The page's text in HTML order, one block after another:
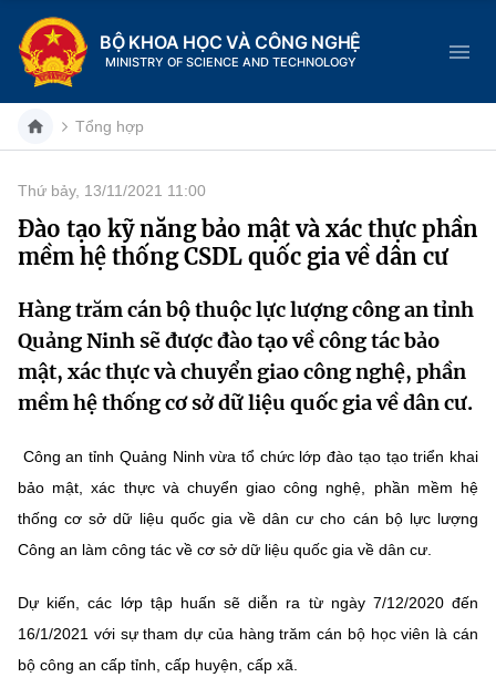
BỘ KHOA HỌC VÀ CÔNG NGHỆ
MINISTRY OF SCIENCE AND TECHNOLOGY
Danh mục
Trang chủ
Giới thiệu
Chức năng nhiệm vụ
Cơ cấu tổ chức
Sở Khoa học và Công nghệ
Tin tức sự kiện
Khoa học và Công nghệ
Chuyển đổi số
Sở hữu trí tuệ
Dịch vụ công
Hệ thống văn bản
Văn bản QPPL
Lấy ý kiến người dân về dự thảo VBQPPL
MST IOFFICE
Khoa học và Công nghệ
Đổi mới sáng tạo
THƯ ĐIỆN TỬ
Tổng hợp
Thứ bảy, 13/11/2021 11:00
Đào tạo kỹ năng bảo mật và xác thực phần
mềm hệ thống CSDL quốc gia về dân cư
Hàng trăm cán bộ thuộc lực lượng công an tỉnh
Quảng Ninh sẽ được đào tạo về công tác bảo
mật, xác thực và chuyển giao công nghệ, phần
mềm hệ thống cơ sở dữ liệu quốc gia về dân cư.
Công an tỉnh Quảng Ninh vừa tổ chức lớp đào tạo tạo triển khai
bảo mật, xác thực và chuyển giao công nghệ, phần mềm hệ
thống cơ sở dữ liệu quốc gia về dân cư cho cán bộ lực lượng
Công an làm công tác về cơ sở dữ liệu quốc gia về dân cư.
Dự kiến, các lớp tập huấn sẽ diễn ra từ ngày 7/12/2020 đến
16/1/2021 với sự tham dự của hàng trăm cán bộ học viên là cán
bộ công an cấp tỉnh, cấp huyện, cấp xã.